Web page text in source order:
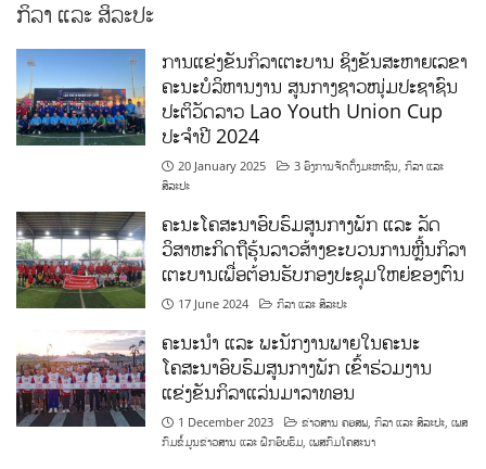
ກິລາ ແລະ ສິລະປະ
ການແຂ່ງຂັນກິລາເຕະບານ ຊິງຂັນສະຫາຍເລຂາ
ຄະນະບໍລິຫານງານ ສູນກາງຊາວໜຸ່ມປະຊາຊົນ
ປະຕິວັດລາວ Lao Youth Union Cup
ປະຈຳປີ 2024
20 January 2025 3 ອົງການຈັດຕັ້ງມະຫາຊົນ ,ກິລາ ແລະ
ສິລະປະ
ຄະນະໂຄສະນາອົບຮົມສູນກາງພັກ ແລະ ລັດ
ວິສາຫະກິດຖືຮຸ້ນລາວສ້າງຂະບວນການຫຼີ້ນກິລາ
ເຕະບານເພື່ອຕ້ອນຮັບກອງປະຊຸມໃຫຍ່ຂອງຕົນ
17 June 2024 ກິລາ ແລະ ສິລະປະ
ຄະນະນຳ ແລະ ພະນັກງານພາຍໃນຄະນະ
ໂຄສະນາອົບຮົມສູນກາງພັກ ເຂົ້າຮ່ວມງານ
ແຂ່ງຂັນກິລາແລ່ນມາລາທອນ
1 December 2023 ຂ່າວສານ ຄອສພ ,ກິລາ ແລະ ສິລະປະ ,ເພສ
ກົມຂໍ້ມູນຂ່າວສານ ແລະ ຝຶກອົບຮົມ ,ເພສກົມໂຄສະນາ